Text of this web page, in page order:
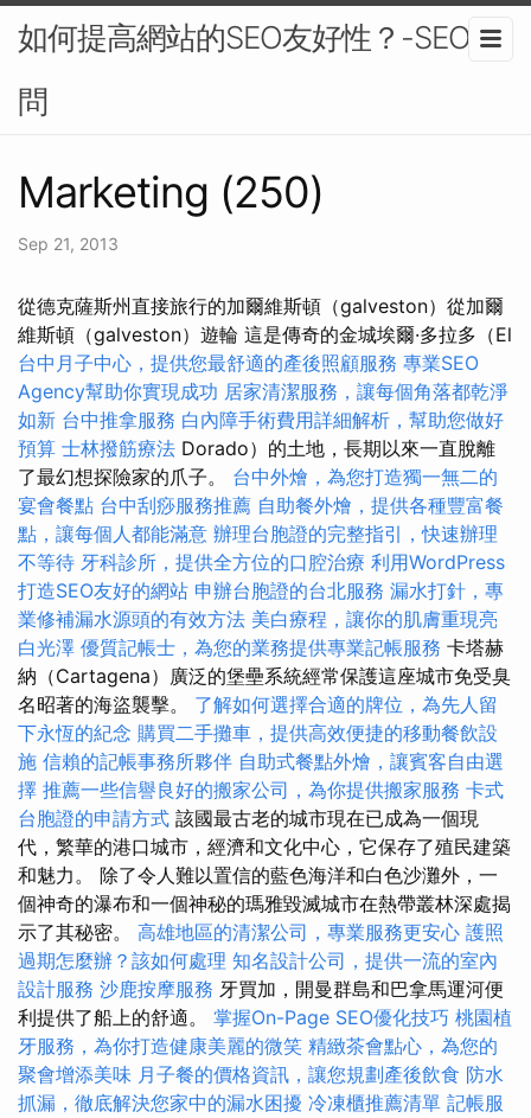
如何提高網站的SEO友好性？-SEO顧
問
Marketing (250)
Sep 21, 2013
從德克薩斯州直接旅行的加爾維斯頓（galveston）從加爾
維斯頓（galveston）遊輪 這是傳奇的金城埃爾·多拉多（El
台中月子中心，提供您最舒適的產後照顧服務 專業SEO
Agency幫助你實現成功 居家清潔服務，讓每個角落都乾淨
如新 台中推拿服務 白內障手術費用詳細解析，幫助您做好
預算 士林撥筋療法 Dorado）的土地，長期以來一直脫離
了最幻想探險家的爪子。 台中外燴，為您打造獨一無二的
宴會餐點 台中刮痧服務推薦 自助餐外燴，提供各種豐富餐
點，讓每個人都能滿意 辦理台胞證的完整指引，快速辦理
不等待 牙科診所，提供全方位的口腔治療 利用WordPress
打造SEO友好的網站 申辦台胞證的台北服務 漏水打針，專
業修補漏水源頭的有效方法 美白療程，讓你的肌膚重現亮
白光澤 優質記帳士，為您的業務提供專業記帳服務 卡塔赫
納（Cartagena）廣泛的堡壘系統經常保護這座城市免受臭
名昭著的海盜襲擊。 了解如何選擇合適的牌位，為先人留
下永恆的紀念 購買二手攤車，提供高效便捷的移動餐飲設
施 信賴的記帳事務所夥伴 自助式餐點外燴，讓賓客自由選
擇 推薦一些信譽良好的搬家公司，為你提供搬家服務 卡式
台胞證的申請方式 該國最古老的城市現在已成為一個現
代，繁華的港口城市，經濟和文化中心，它保存了殖民建築
和魅力。 除了令人難以置信的藍色海洋和白色沙灘外，一
個神奇的瀑布和一個神秘的瑪雅毀滅城市在熱帶叢林深處揭
示了其秘密。 高雄地區的清潔公司，專業服務更安心 護照
過期怎麼辦？該如何處理 知名設計公司，提供一流的室內
設計服務 沙鹿按摩服務 牙買加，開曼群島和巴拿馬運河便
利提供了船上的舒適。 掌握On-Page SEO優化技巧 桃園植
牙服務，為你打造健康美麗的微笑 精緻茶會點心，為您的
聚會增添美味 月子餐的價格資訊，讓您規劃產後飲食 防水
抓漏，徹底解決您家中的漏水困擾 冷凍櫃推薦清單 記帳服